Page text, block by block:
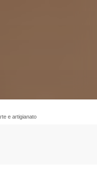
e artigianato